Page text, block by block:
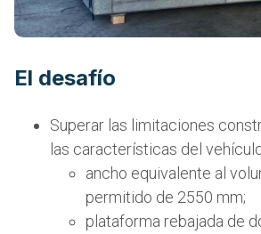
El desafío
Superar las limitaciones
las características del
ancho equivalente al
permitido de 2550 mm;
plataforma rebajada de